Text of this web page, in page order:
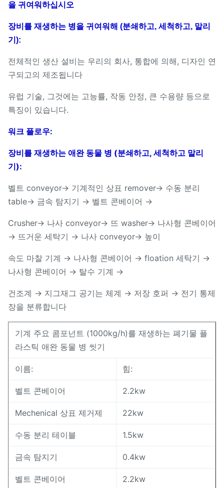
을 귀여워하십시오
장비를 재생하는 병을 귀여워해 (분쇄하고, 세척하고, 말리
기):
전체적인 생산 설비는 우리의 회사, 통합에 의해, 디자인 연
구되고의 제조됩니다
유럽 기술, 그것에는 고능률, 작동 안정, 큰 수용량 등으로
특징이 있습니다.
워크 플로우:
장비를 재생하는 애완 동물 병 (분쇄하고, 세척하고 말리
기):
벨트 conveyor→ 기계적인 상표 remover→ 수동 분리
table→ 금속 탐지기 → 벨트 콘베이어 →
Crusher→ 나사 conveyor→ 뜨 washer→ 나사형 콘베이어
→ 뜨거운 세탁기 → 나사 conveyor→ 높이
속도 마찰 기계 → 나사형 콘베이어 → floation 세탁기 →
나사형 콘베이어 → 탈수 기계 →
건조계 → 지그재그 공기는 체계 → 저장 호퍼 → 전기 통제
장을 분류합니다
기계 주요 콤포넌트 (1000kg/h)를 재생하는 폐기물 플
라스틱 애완 동물 병 씻기
이름: 힘:
벨트 콘베이어 2.2kw
Mechenical 상표 제거제 22kw
수동 분리 테이블 1.5kw
금속 탐지기 0.4kw
벨트 콘베이어 2.2kw